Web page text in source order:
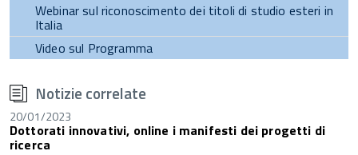
Webinar sul riconoscimento dei titoli di studio esteri in
Italia
Video sul Programma
all'inizio
del
contenuto
Notizie correlate
20/01/2023
Dottorati innovativi, online i manifesti dei progetti di
ricerca